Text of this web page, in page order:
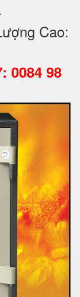
Cao:
0084 98